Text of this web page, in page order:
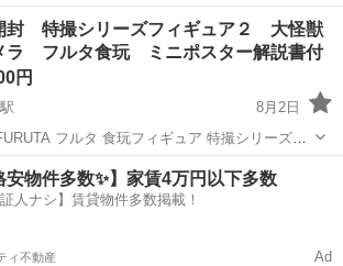
随分昔のアミューズメント品（昔のゲーセンの
った物です） 引っ越しで出て来ました。 ずっと
まっ...
原駅 その他 うる星やつら
封 特撮シリーズフィギュア２ 大怪獣
ラ フルタ食玩 ミニポスター解説書付
円
8月2日
フルタ 食玩フィギュア 特撮シリーズフ
ラ ⑤【大怪獣空中決戦ガメラ】 ミニポスター
原駅 その他 食玩
安物件多数✨】家賃4万円以下多数
証人ナシ】賃貸物件多数掲載！
ィ不動産 Ad